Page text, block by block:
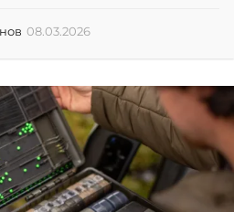
08.03.2026
0
3
.
2
2
6